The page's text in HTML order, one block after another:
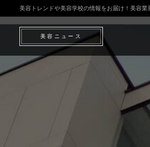
美容トレンドや美容学校の情報をお届け！美容
美容ニュース